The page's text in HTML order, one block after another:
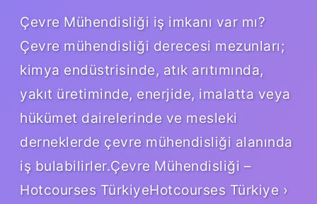
Çevre Mühendisliği iş imkanı var mı?
Çevre mühendisliği derecesi mezunları;
kimya endüstrisinde, atık arıtımında,
yakıt üretiminde, enerjide, imalatta veya
hükümet dairelerinde ve mesleki
derneklerde çevre mühendisliği alanında
iş bulabilirler.Çevre Mühendisliği –
Hotcourses TürkiyeHotcourses Türkiye ›